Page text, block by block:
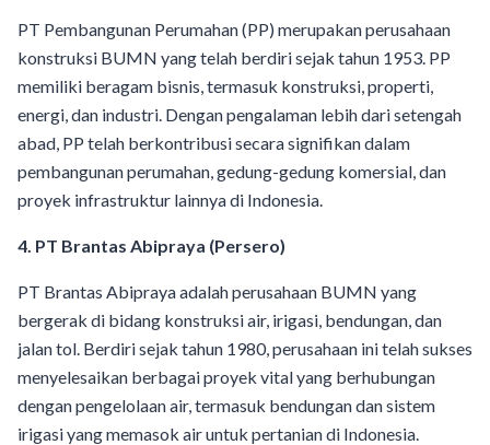
PT Pembangunan Perumahan (PP) merupakan perusahaan
konstruksi BUMN yang telah berdiri sejak tahun 1953. PP
memiliki beragam bisnis, termasuk konstruksi, properti,
energi, dan industri. Dengan pengalaman lebih dari setengah
abad, PP telah berkontribusi secara signifikan dalam
pembangunan perumahan, gedung-gedung komersial, dan
proyek infrastruktur lainnya di Indonesia.
4. PT Brantas Abipraya (Persero)
PT Brantas Abipraya adalah perusahaan BUMN yang
bergerak di bidang konstruksi air, irigasi, bendungan, dan
jalan tol. Berdiri sejak tahun 1980, perusahaan ini telah sukses
menyelesaikan berbagai proyek vital yang berhubungan
dengan pengelolaan air, termasuk bendungan dan sistem
irigasi yang memasok air untuk pertanian di Indonesia.